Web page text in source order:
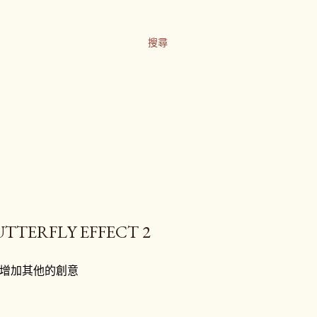
搜尋
EFFECT 2
加其他的創意